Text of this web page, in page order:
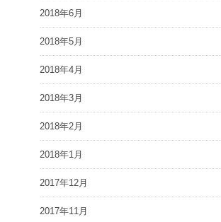
2018年6月
2018年5月
2018年4月
2018年3月
2018年2月
2018年1月
2017年12月
2017年11月